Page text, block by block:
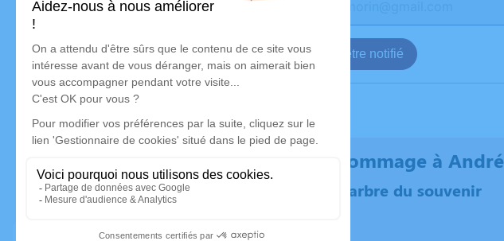
Je veux être notifié
Rendez hommage à André
Plantez un arbre du souvenir